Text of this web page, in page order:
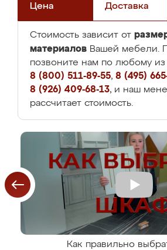
Цена Доставка
Стоимость зависит от
материалов Вашей мебели.
позвоните нам по любому
8 (800) 511-89-55, 8 (495)
8 (926) 409-68-13, и наш
рассчитает стоимость.
Как правильно